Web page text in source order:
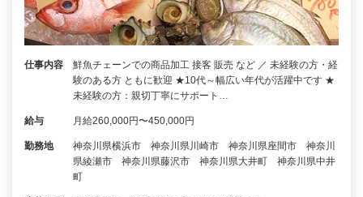
仕事内容
鮮魚チェーンでの商品加工 接客 販売 など ／ 未経験の方・経
験のある方 ともに歓迎 ★10代～幅広い年代が活躍中です ★
未経験の方：親切丁寧にサポート…
給与 月給260,000円〜450,000円
勤務地
神奈川県横浜市 神奈川県川崎市 神奈川県座間市 神奈川
県綾瀬市 神奈川県藤沢市 神奈川県大井町 神奈川県中井
町